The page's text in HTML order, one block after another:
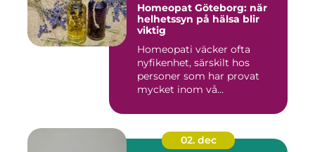
Homeopat Göteborg: när
helhetssyn på hälsa blir
viktig
Homeopati väcker ofta
nyfikenhet, särskilt hos
personer som har provat
mycket inom vå...
02. dec